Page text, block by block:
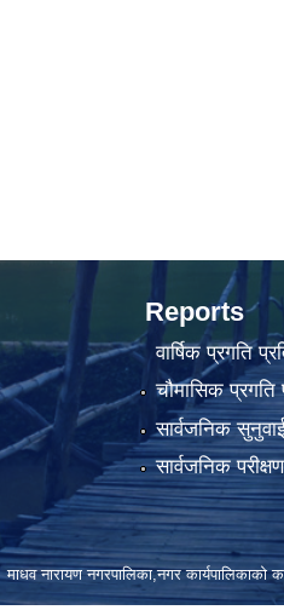
Reports
वार्षिक प्रगति
चौमासिक प्रगति
सार्वजनिक
सार्वजनिक परीक्षण
नारायण नगरपालिका,नगर कार्यपालिकाको